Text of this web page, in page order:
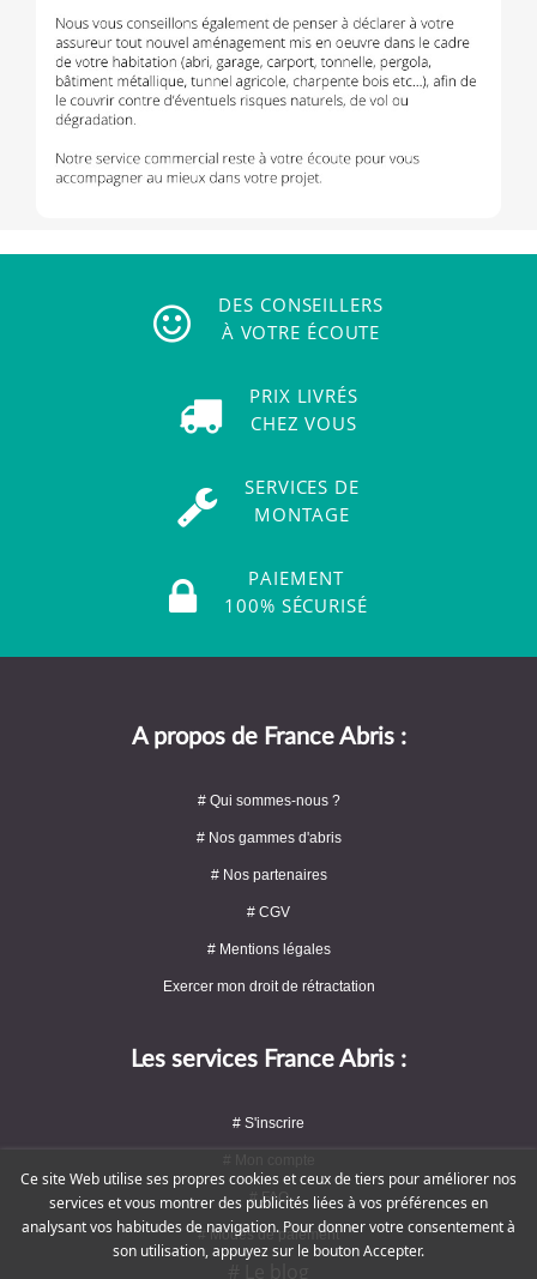
DES CONSEILLERS
À VOTRE ÉCOUTE
PRIX LIVRÉS
CHEZ VOUS
SERVICES DE
MONTAGE
PAIEMENT
100% SÉCURISÉ
A propos de France Abris :
# Qui sommes-nous ?
# Nos gammes d'abris
# Nos partenaires
# CGV
# Mentions légales
Exercer mon droit de rétractation
Les services France Abris :
# S'inscrire
# FAQ
# Modes de paiement
Ce site Web utilise ses propres cookies et ceux de tiers pour améliorer nos
services et vous montrer des publicités liées à vos préférences en
analysant vos habitudes de navigation. Pour donner votre consentement à
son utilisation, appuyez sur le bouton Accepter.